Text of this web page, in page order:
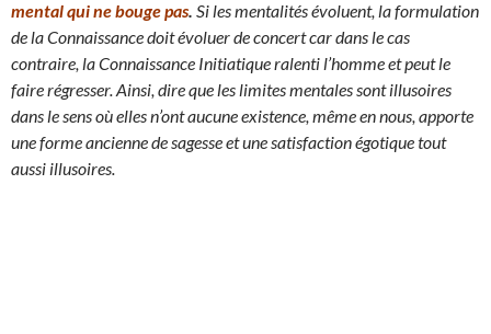
mental qui ne bouge pas. Si les mentalités évoluent, la formulation
de la Connaissance doit évoluer de concert car dans le cas
contraire, la Connaissance Initiatique ralenti l’homme et peut le
faire régresser. Ainsi, dire que les limites mentales sont illusoires
dans le sens où elles n’ont aucune existence, même en nous , apporte
une forme ancienne de sagesse et une satisfaction égotique tout
aussi illusoires.